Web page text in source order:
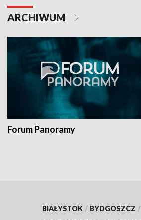
ARCHIWUM
Forum Panoramy
BIAŁYSTOK / BYDGOSZCZ /